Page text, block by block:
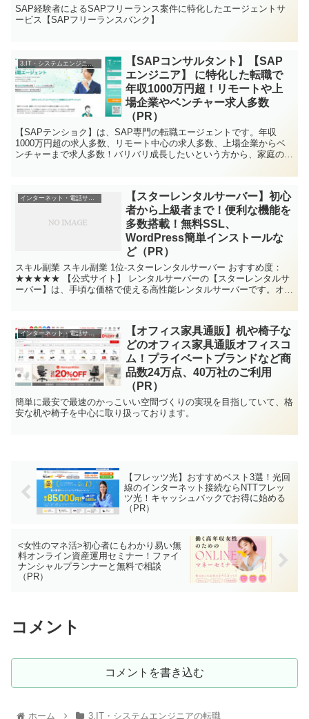
SAP経験者によるSAPフリーランス案件に特化したエージェントサ
ービス【SAPフリーランスバンク】
3.IT・システムエンジニアの転職
【SAPコンサルタント】【SAP
エンジニア】 に特化した転職で
年収1000万円超！リモートや上
場企業やベンチャー求人多数
（PR）
【SAPテンショク】は、SAP専門の転職エージェントです。年収
1000万円超の求人多数、リモート中心の求人多数、上場企業からベ
ンチャーまで求人多数！バリバリ成長したいという方から、家庭の時
インターネット・電話サービス
【スターレンタルサーバー】初心
者から上級者まで！便利な機能を
多数搭載！無料SSL、
WordPress簡単インストールな
ど（PR）
スキル副業 スキル副業 1位-スターレンタルサーバー おすすめ度：
★★★★★ 【公式サイト】 レンタルサーバーの【スターレンタルサ
ーバー】は、手頃な価格で使える高性能レンタルサーバーです。オー
インターネット・電話サービス
【オフィス家具通販】机や椅子な
どのオフィス家具通販オフィスコ
ム！プライベートブランドなど商
品数24万点、40万社のご利用
（PR）
簡単に最安で最速のかっこいい空間づくりの実現を目指していて、格
安な机や椅子を中心に取り扱っております。
【フレッツ光】おすすめベスト3選！光回
線のインターネット接続ならNTTフレッ
ツ光！キャッシュバックでお得に始める
（PR）
<女性のマネ活>初心者にもわかり易い無
料オンライン資産運用セミナー！ファイ
ナンシャルプランナーと無料で相談
（PR）
コメント
コメントを書き込む
ホーム 3.IT・システムエンジニアの転職